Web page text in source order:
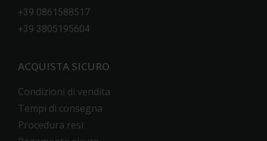
+39 0861588517
+39 3805195604
ACQUISTA SICURO
Condizioni di vendita
Tempi di consegna
Procedura resi